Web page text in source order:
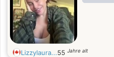
Lizzylaura...55 Jahre alt